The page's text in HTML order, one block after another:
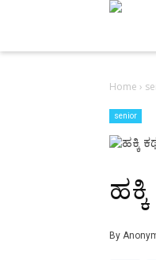
Home ›
senior
By